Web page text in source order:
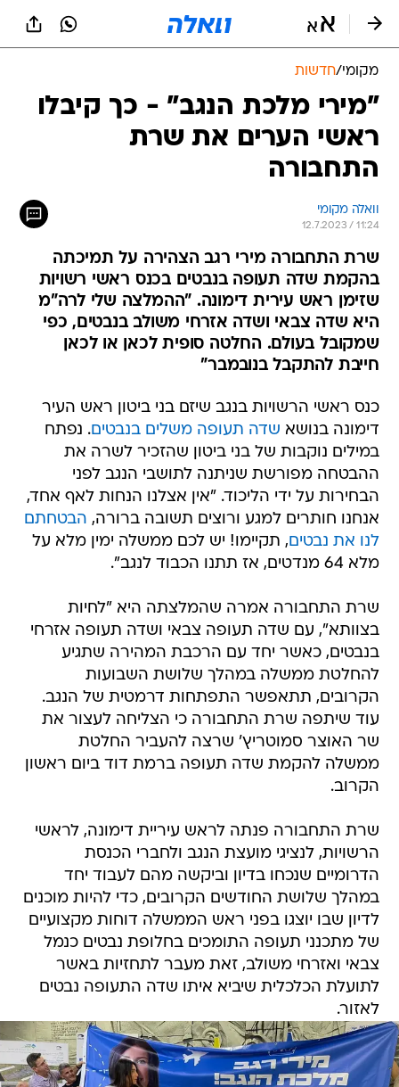
מקומי/חדשות
"מירי מלכת הנגב" - כך קיבלו
ראשי הערים את שרת
התחבורה
וואלה מקומי
12.7.2023 / 11:24
שרת התחבורה מירי רגב הצהירה על תמיכתה
בהקמת שדה תעופה בנבטים בכנס ראשי רשויות
שזימן ראש עירית דימונה. "ההמלצה שלי לרה"מ
היא שדה צבאי ושדה אזרחי משולב בנבטים, כפי
שמקובל בעולם. החלטה סופית לכאן או לכאן
חייבת להתקבל בנובמבר"
כנס ראשי הרשויות בנגב שיזם בני ביטון ראש העיר
דימונה בנושא שדה תעופה משלים בנבטים. נפתח
במילים נוקבות של בני ביטון שהזכיר לשרה את
ההבטחה מפורשת שניתנה לתושבי הנגב לפני
הבחירות על ידי הליכוד. "אין אצלנו הנחות לאף אחד,
אנחנו חותרים למגע ורוצים תשובה ברורה, הבטחתם
לנו את נבטים, תקיימו! יש לכם ממשלה ימין מלא על
מלא 64 מנדטים, אז תתנו הכבוד לנגב".
שרת התחבורה אמרה שהמלצתה היא "לחיות
בצוותא", עם שדה תעופה צבאי ושדה תעופה אזרחי
בנבטים, כאשר יחד עם הרכבת המהירה שתגיע
להחלטת ממשלה במהלך שלושת השבועות
הקרובים, תתאפשר התפתחות דרמטית של הנגב.
עוד שיתפה שרת התחבורה כי הצליחה לעצור את
שר האוצר סמוטריץ' שרצה להעביר החלטת
ממשלה להקמת שדה תעופה ברמת דוד ביום ראשון
הקרוב.
שרת התחבורה פנתה לראש עיריית דימונה, לראשי
הרשויות, לנציגי מועצת הנגב ולחברי הכנסת
הדרומיים שנכחו בדיון וביקשה מהם לעבוד יחד
במהלך שלושת החודשים הקרובים, כדי להיות מוכנים
לדיון שבו יוצגו בפני ראש הממשלה דוחות מקצועיים
של מתכנני תעופה התומכים בחלופת נבטים כנמל
צבאי ואזרחי משולב, זאת מעבר לתחזיות באשר
לתועלת הכלכלית שיביא איתו שדה התעופה נבטים
לאזור.